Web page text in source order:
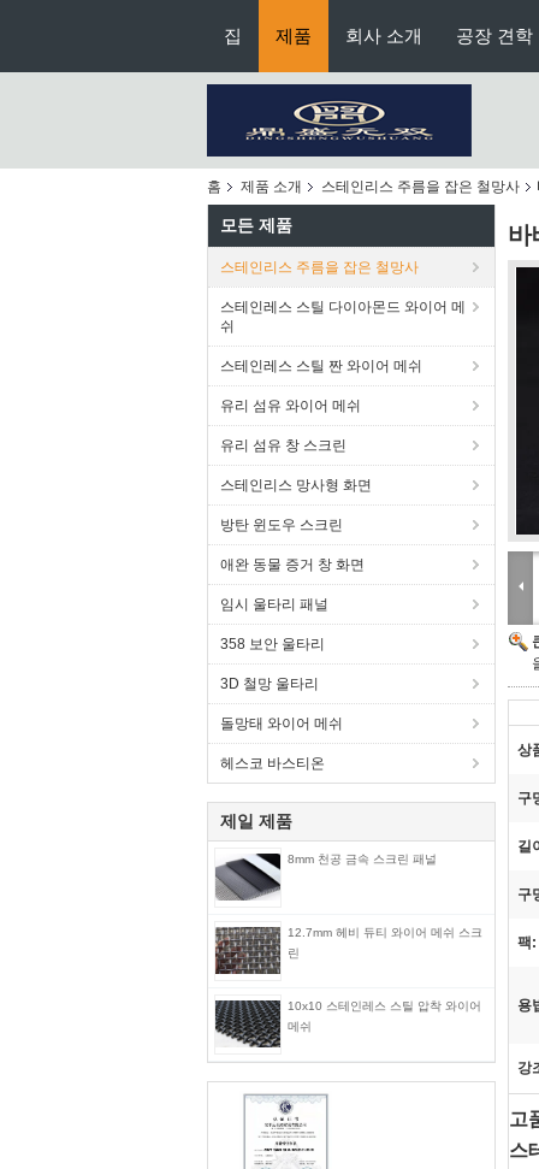
집 제품 회사 소개 공장 견학
홈 제품 소개 스테인리스 주름을 잡은 철망사
모든 제품
스테인리스 주름을 잡은 철망사
스테인레스 스틸 다이아몬드 와이어 메
쉬
스테인레스 스틸 짠 와이어 메쉬
유리 섬유 와이어 메쉬
유리 섬유 창 스크린
스테인리스 망사형 화면
방탄 윈도우 스크린
애완 동물 증거 창 화면
임시 울타리 패널
358 보안 울타리
3D 철망 울타리
돌망태 와이어 메쉬
헤스코 바스티온
제일 제품
8mm 천공 금속 스크린 패널
12.7mm 헤비 듀티 와이어 메쉬 스크
린
10x10 스테인레스 스틸 압착 와이어
메쉬
바
상
구
길
구
팩:
용
강
고
스